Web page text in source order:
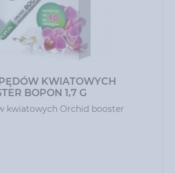
KWIATOWYCH
BOPON 1,7 G
kwiatowych Orchid booster